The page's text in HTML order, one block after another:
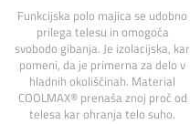
Funkcijska polo majica se udobno
prilega telesu in omogoča
svobodo gibanja. Je izolacijska, kar
pomeni, da je primerna za delo v
hladnih okoliščinah. Material
COOLMAX® prenaša znoj proč od
telesa kar ohranja telo suho.